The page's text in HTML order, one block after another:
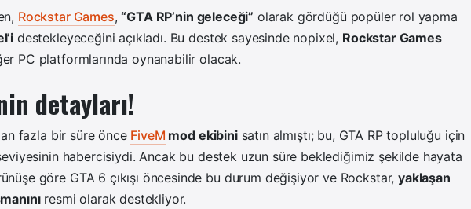
Rockstar Games,“GTA RP’nin geleceği” olarak gördüğü popüler rol yapma
destekleyeceğini açıkladı. Bu destek sayesinde nopixel, Rockstar Games
PC platformlarında oynanabilir olacak.
detayları!
fazla bir süre önce FiveM mod ekibinisatın almıştı; bu, GTA RP topluluğu için
habercisiydi. Ancak bu destek uzun süre beklediğimiz şekilde hayata
göre GTA 6 çıkışı öncesinde bu durum değişiyor ve Rockstar,yaklaşan
resmi olarak destekliyor.